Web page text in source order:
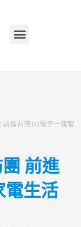
進台灣LG電子一窺智
前進
電生活